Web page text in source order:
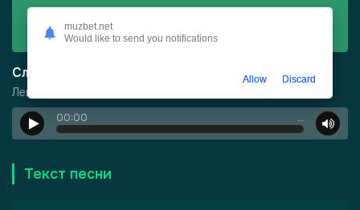
Скачать
Лейла - Эй сестра привет привет
Слушать
Лейла - Эй сестра привет привет
00:00 …
Текст песни
muzbet.net
Would like to send you notifications
Allow Discard